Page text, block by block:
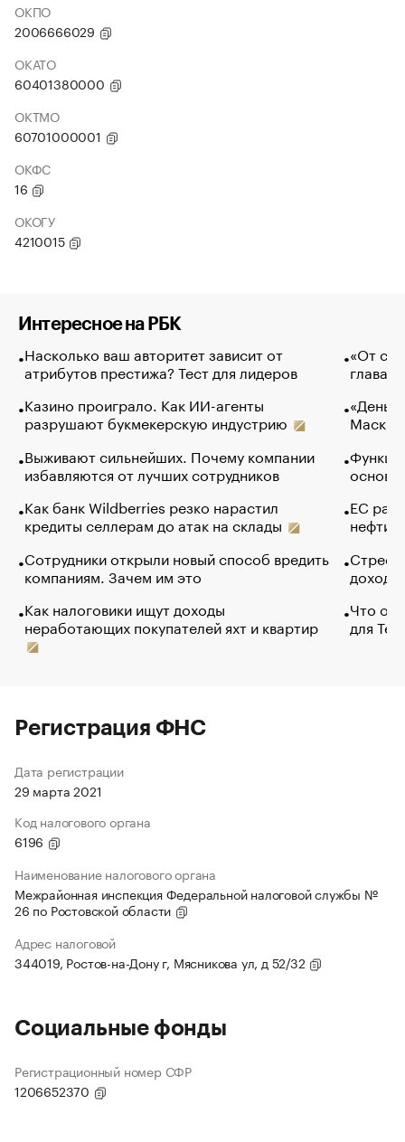
ОКПО
2006666029
ОКАТО
60401380000
ОКТМО
60701000001
ОКФС
16
ОКОГУ
4210015
Интересное на РБК
Насколько ваш авторитет зависит от
атрибутов престижа? Тест для лидеров
Казино проиграло. Как ИИ-агенты
разрушают букмекерскую индустрию
Выживают сильнейших. Почему компании
избавляются от лучших сотрудников
Как банк Wildberries резко нарастил
кредиты селлерам до атак на склады
Сотрудники открыли новый способ вредить
компаниям. Зачем им это
Как налоговики ищут доходы
неработающих покупателей яхт и квартир
«От
глава
Маск в
основ
ЕС
нефти
Что
для
Регистрация ФНС
Дата регистрации
29 марта 2021
Код налогового органа
6196
Наименование налогового органа
Межрайонная инспекция Федеральной налоговой службы №
26 по Ростовской области
Адрес налоговой
344019, Ростов-на-Дону г, Мясникова ул, д 52/32
Социальные фонды
Регистрационный номер СФР
1206652370